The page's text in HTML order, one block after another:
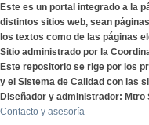
Este es un portal integrado a la
distintos sitios web, sean
los textos como de las páginas
Sitio administrado por la
Este repositorio se rige por los
y el Sistema de Calidad con las
Diseñador y administrador: Mtro
Contacto y asesoría